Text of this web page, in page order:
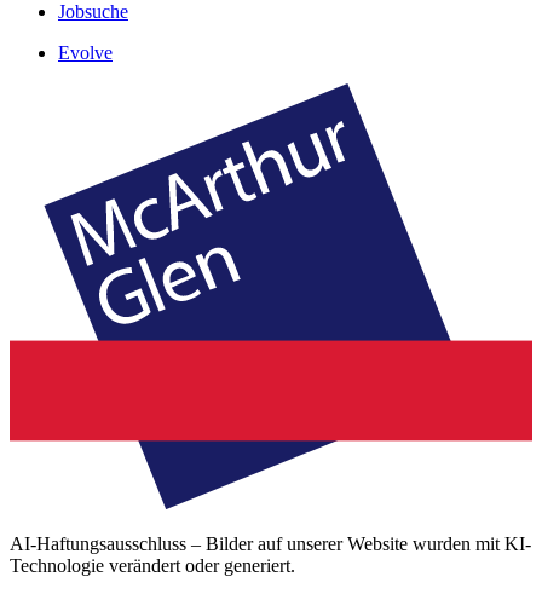
Jobsuche
Evolve
AI-Haftungsausschluss – Bilder auf unserer Website wurden mit KI-
Technologie verändert oder generiert.